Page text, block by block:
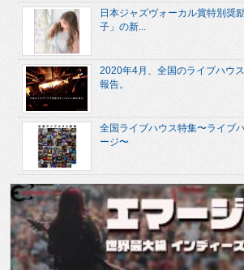
日本ジャズヴォーカル賞特別奨
子」の新...
2020年4月、全国のライブハウ
報告。
全国ライブハウス特集〜ライブ
ージ〜